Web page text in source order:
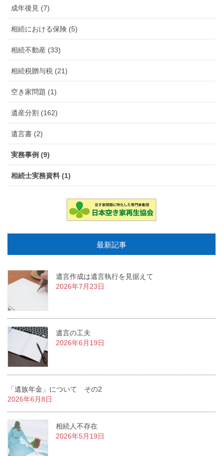
成年後見 (7)
相続における保険 (5)
相続不動産 (33)
相続税贈与税 (21)
空き家問題 (1)
遺産分割 (162)
遺言書 (2)
実務事例 (9)
相続士実務資料 (1)
最新記事
遺言作成は遺言執行を見据えて
2026年7月23日
遺言の工夫
2026年6月19日
「遺族年金」について その2
2026年6月8日
相続人不存在
2026年5月19日